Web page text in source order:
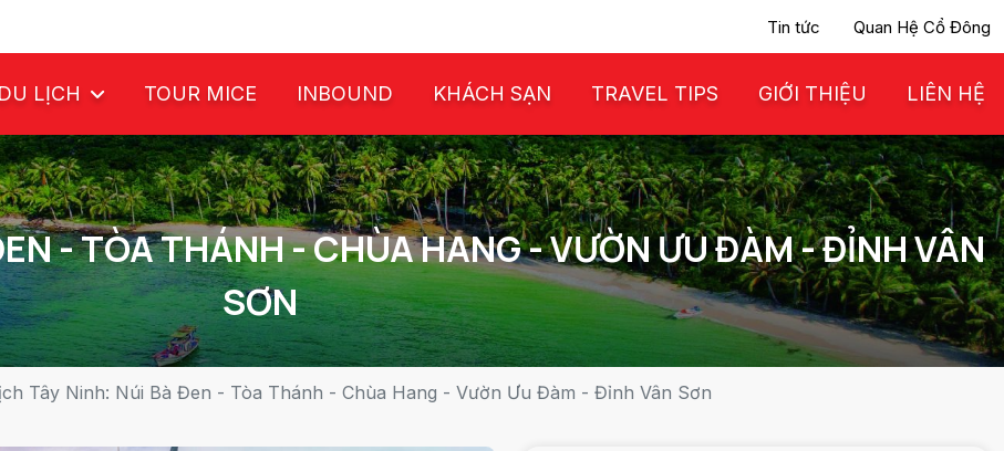
Tin tức Quan Hệ Cổ Đông
DU LỊCH TOUR MICE INBOUND KHÁCH SẠN TRAVEL TIPS GIỚI THIỆU LIÊN HỆ
- TÒA THÁNH - CHÙA HANG - VƯỜN ƯU ĐÀM - ĐỈNH VÂN
SƠN
Tây Ninh: Núi Bà Đen - Tòa Thánh - Chùa Hang - Vườn Ưu Đàm - Đỉnh Vân Sơn